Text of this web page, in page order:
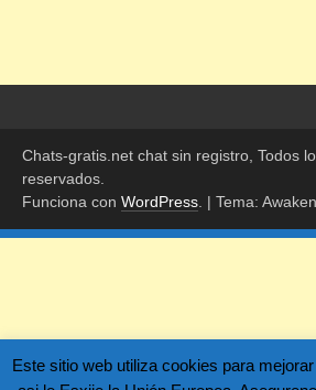
Chats-gratis.net chat sin registro, Todos
reservados.
Funciona con WordPress | Tema:
Este sitio web utiliza cookies para